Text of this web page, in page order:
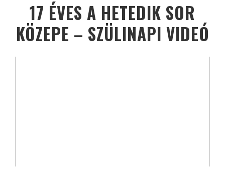
17 ÉVES A HETEDIK SOR
KÖZEPE – SZÜLINAPI VIDEÓ